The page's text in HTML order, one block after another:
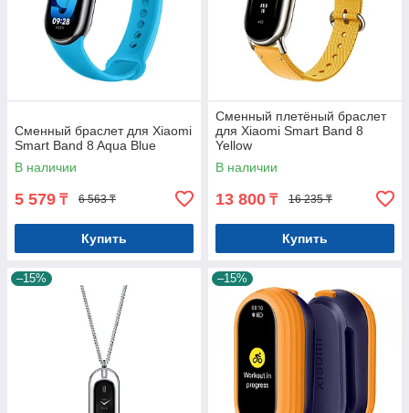
Сменный браслет для Xiaomi
Smart Band 8 Aqua Blue
В наличии
5 579 ₸ 6 563 ₸
Купить
Сменный плетёный браслет
для Xiaomi Smart Band 8
Yellow
В наличии
13 800 ₸ 16 235 ₸
Купить
–15% –15%